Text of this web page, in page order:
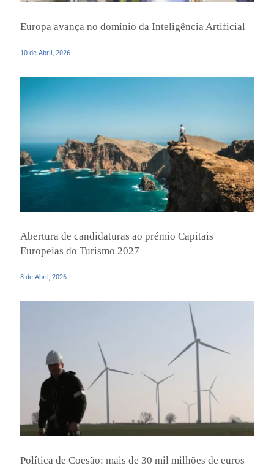
Europa avança no domínio da Inteligência Artificial
10 de Abril, 2026
Abertura de candidaturas ao prémio Capitais
Europeias do Turismo 2027
8 de Abril, 2026
Política de Coesão: mais de 30 mil milhões de euros